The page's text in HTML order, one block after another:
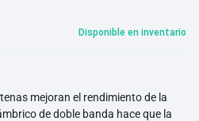
Disponible en inventario
mejoran el rendimiento de la
de doble banda hace que la